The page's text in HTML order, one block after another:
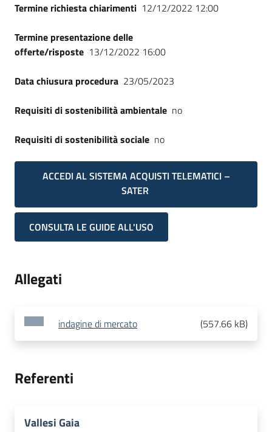
Termine richiesta chiarimenti 12/12/2022 12:00
Termine presentazione delle
offerte/risposte 13/12/2022 16:00
Data chiusura procedura 23/05/2023
Requisiti di sostenibilità ambientale no
Requisiti di sostenibilità sociale no
ACCEDI AL SISTEMA ACQUISTI TELEMATICI –
SATER
CONSULTA LE GUIDE ALL'USO
Allegati
indagine di mercato (557.66 kB)
Referenti
Vallesi Gaia